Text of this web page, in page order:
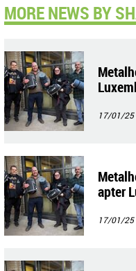
MORE NEWS BY
17/01/25
apter
17/01/25